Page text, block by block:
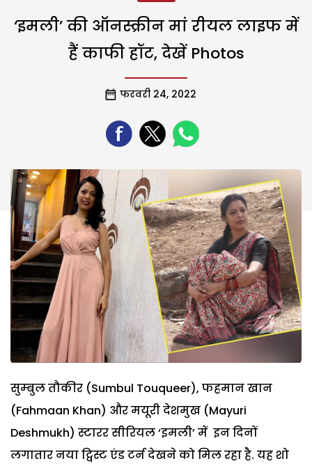
‘इमली’ की ऑनस्क्रीन मां रीयल लाइफ में
हैं काफी हॉट, देखें Photos
फरवरी 24, 2022
सुम्‍बुल तौकीर (Sumbul Touqueer), फहमान खान
(Fahmaan Khan) और मयूरी देशमुख (Mayuri
Deshmukh) स्टारर सीरियल ‘इमली’ में इन दिनों
लगातार नया ट्विस्ट एंड टर्न देखने को मिल रहा है. यह शो